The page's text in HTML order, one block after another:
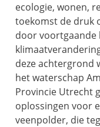
ecologie, wonen,
toekomst de druk
door voortgaande
deze achtergrond
het waterschap
Provincie Utrecht
oplossingen voor
veenpolder, die